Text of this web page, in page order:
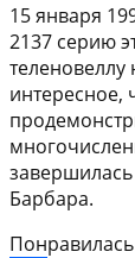
15 января
2137 серию
интересное,
Барбара.
Понравилась